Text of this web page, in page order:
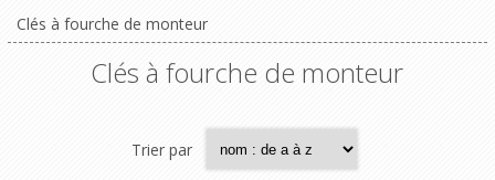
Clés à fourche de monteur
Clés à fourche de monteur
Trier par